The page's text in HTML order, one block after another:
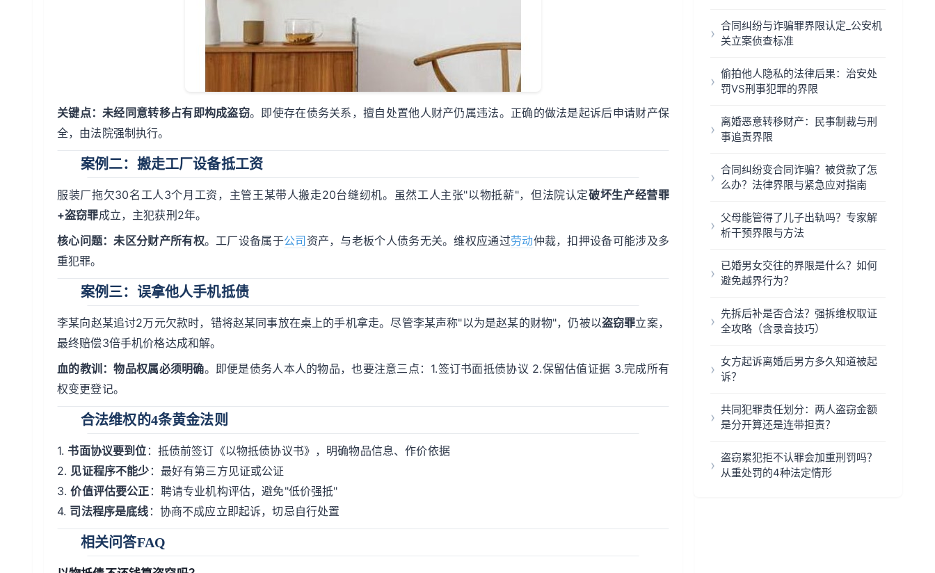
关键点：未经同意转移占有即构成盗窃。即使存在债务关系，擅自处置他人财产仍属违法。正确的做法是起诉后申请财产保
全，由法院强制执行。
案例二：搬走工厂设备抵工资
服装厂拖欠30名工人3个月工资，主管王某带人搬走20台缝纫机。虽然工人主张"以物抵薪"，但法院认定破坏生产经营罪
+盗窃罪成立，主犯获刑2年。
核心问题：未区分财产所有权。工厂设备属于公司 资产，与老板个人债务无关。维权应通过劳动仲裁，扣押设备可能涉及多
重犯罪。
案例三：误拿他人手机抵债
李某向赵某追讨2万元欠款时，错将赵某同事放在桌上的手机拿走。尽管李某声称"以为是赵某的财物"，仍被以盗窃罪立案，
最终赔偿3倍手机价格达成和解。
血的教训：物品权属必须明确。即便是债务人本人的物品，也要注意三点：1.签订书面抵债协议 2.保留估值证据 3.完成所有
权变更登记。
合法维权的4条黄金法则
1. 书面协议要到位 ：抵债前签订《以物抵债协议书》，明确物品信息、作价依据
2. 见证程序不能少 ：最好有第三方见证或公证
3.价值评估要公正 ：聘请专业机构评估，避免"低价强抵"
4. 司法程序是底线 ：协商不成应立即起诉，切忌自行处置
相关问答FAQ
合同纠纷与诈骗罪界限认定_公安机
关立案侦查标准
偷拍他人隐私的法律后果：治安处
罚VS刑事犯罪的界限
离婚恶意转移财产：民事制裁与刑
事追责界限
合同纠纷变合同诈骗？被贷款了怎
么办？法律界限与紧急应对指南
父母能管得了儿子出轨吗？专家解
析干预界限与方法
已婚男女交往的界限是什么？如何
避免越界行为？
先拆后补是否合法？强拆维权取证
全攻略（含录音技巧）
女方起诉离婚后男方多久知道被起
诉？
共同犯罪责任划分：两人盗窃金额
是分开算还是连带担责？
盗窃累犯拒不认罪会加重刑罚吗？
从重处罚的4种法定情形